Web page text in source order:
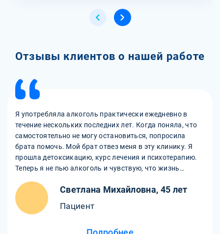
Отзывы клиентов о нашей работе
Я употребляла алкоголь практически ежедневно в
течение нескольких последних лет. Когда поняла, что
самостоятельно не могу остановиться, попросила
брата помочь. Мой брат отвез меня в эту клинику. Я
прошла детоксикацию, курс лечения и психотерапию.
Теперь я не пью алкоголь и чувствую, что жизнь
Светлана Михайловна, 45 лет
Пациент